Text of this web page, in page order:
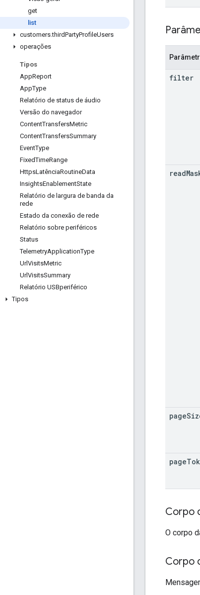
get
list
customers.thirdPartyProfileUsers
operações
Tipos
AppReport
AppType
Relatório de status de áudio
Versão do navegador
ContentTransfersMetric
ContentTransfersSummary
EventType
FixedTimeRange
HttpsLatênciaRoutineData
InsightsEnablementState
Relatório de largura de banda da
rede
Estado da conexão de rede
Relatório sobre periféricos
Status
TelemetryApplicationType
UrlVisitsMetric
UrlVisitsSummary
Relatório USBperiférico
Tipos
filter
read
page
page
Corpo
O corpo
Corpo